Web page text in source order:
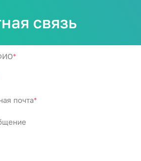
связь
почта